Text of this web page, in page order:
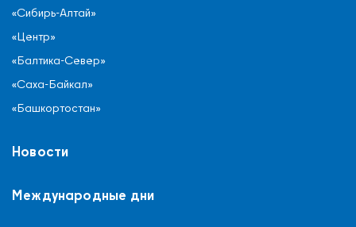
«Сибирь-Алтай»
«Центр»
«Балтика-Север»
«Саха-Байкал»
«Башкортостан»
Новости
Международные дни